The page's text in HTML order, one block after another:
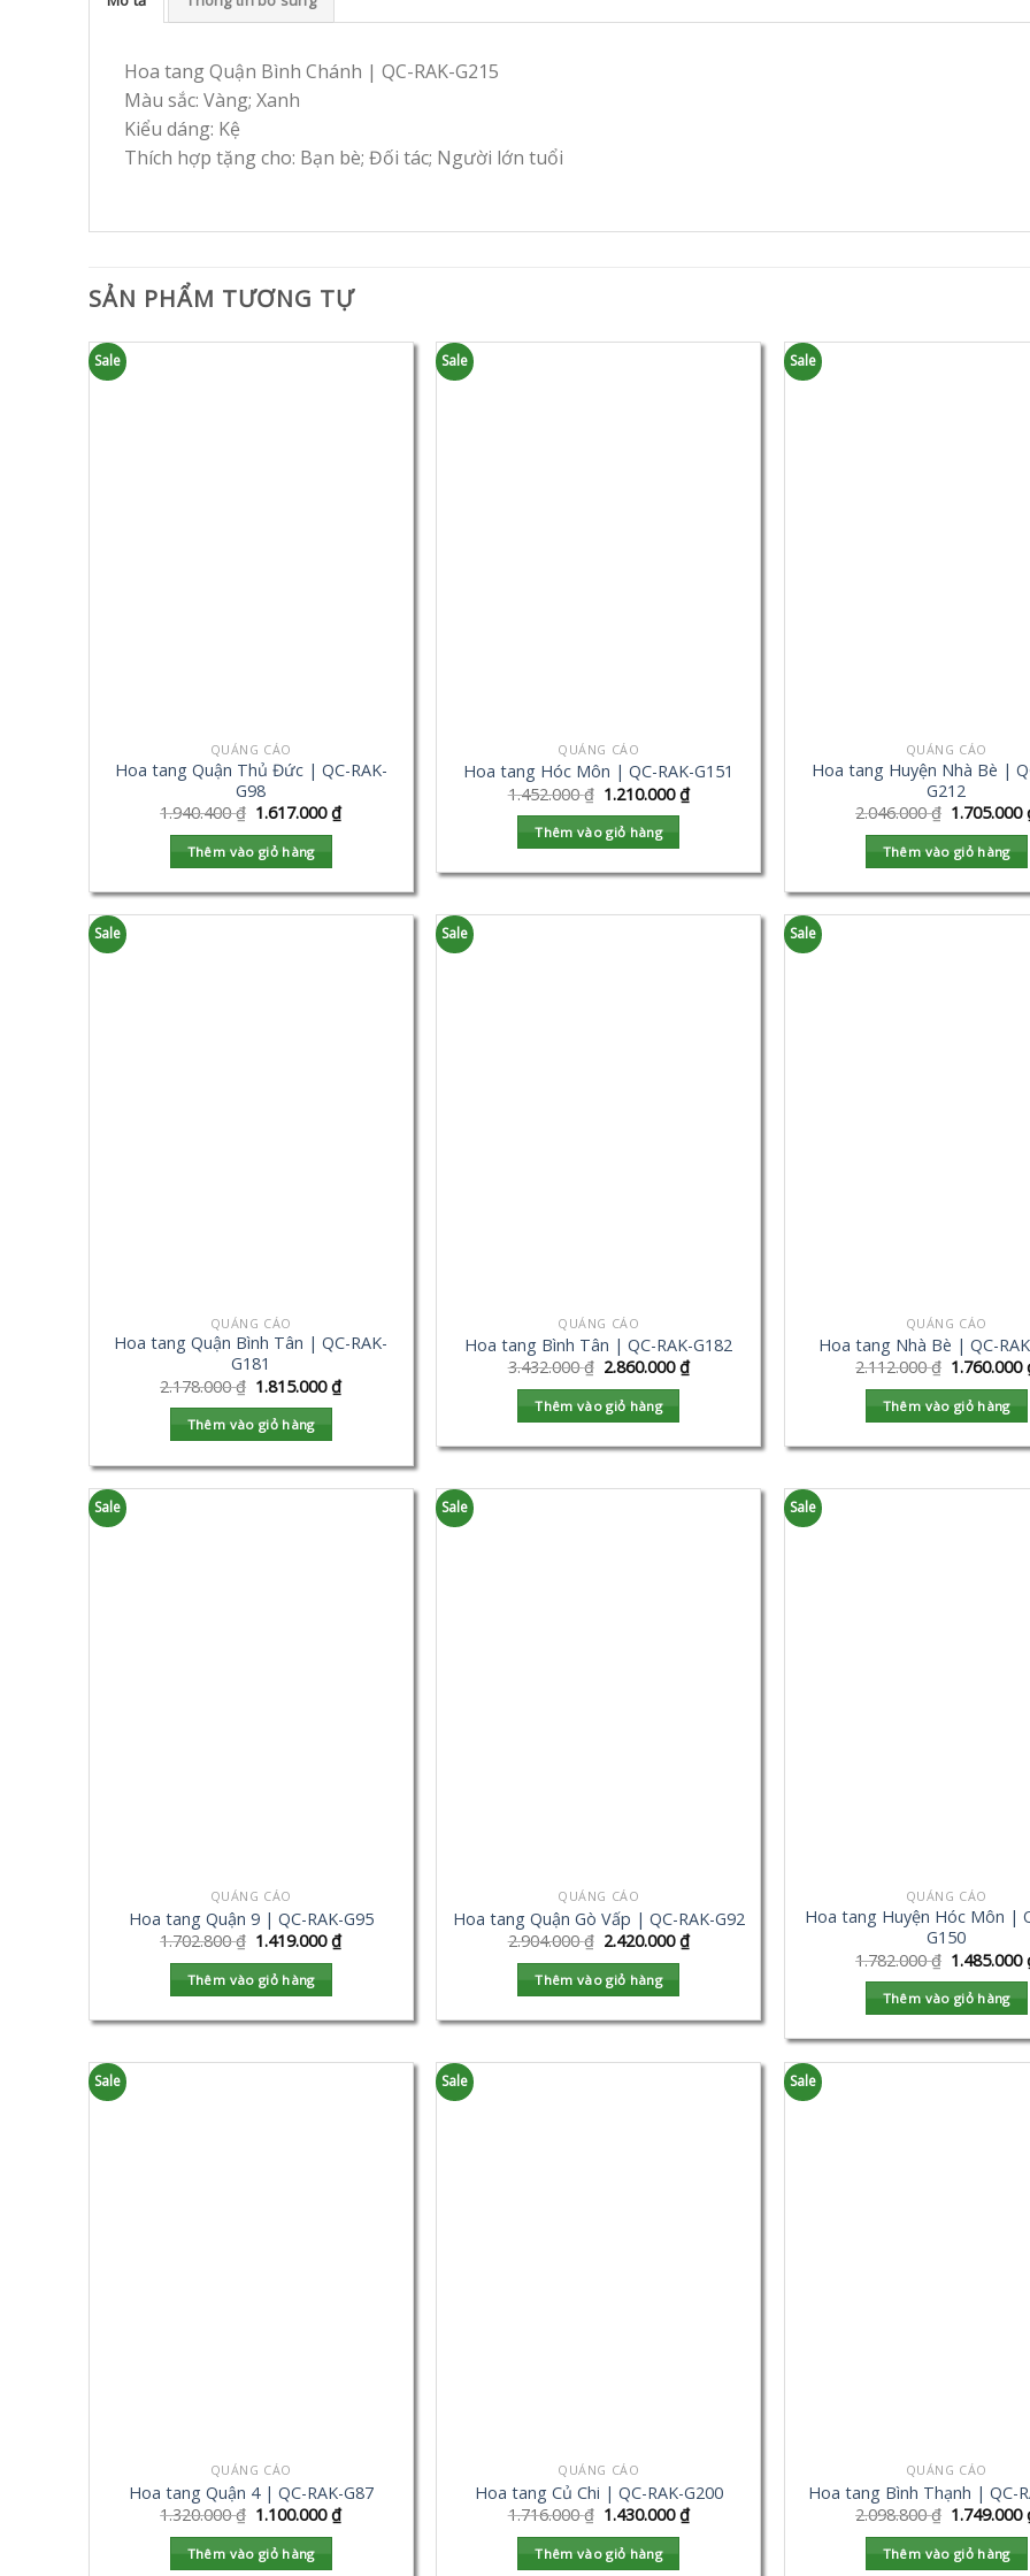
Hoa tang Quận Bình Chánh | QC-RAK-G215
Màu sắc: Vàng; Xanh
Kiểu dáng: Kệ
Thích hợp tặng cho: Bạn bè; Đối tác; Người lớn tuổi
SẢN PHẨM TƯƠNG TỰ
Sale
QUẢNG CÁO
Hoa tang Quận Thủ Đức | QC-RAK-
G98
1.940.400₫ 1.617.000₫
Thêm vào giỏ hàng
Sale
QUẢNG CÁO
Hoa tang Hóc Môn | QC-RAK-G151
1.452.000₫ 1.210.000₫
Thêm vào giỏ hàng
Sale
QUẢNG CÁO
Hoa tang Huyện Nhà Bè |
G212
2.046.000₫ 1.705.000
Thêm vào giỏ hàng
Sale
QUẢNG CÁO
Hoa tang Quận Bình Tân | QC-RAK-
G181
2.178.000₫ 1.815.000₫
Thêm vào giỏ hàng
Sale
QUẢNG CÁO
Hoa tang Bình Tân | QC-RAK-G182
3.432.000₫ 2.860.000₫
Thêm vào giỏ hàng
Sale
QUẢNG CÁO
Hoa tang Nhà Bè | QC-
2.112.000₫ 1.760.000
Thêm vào giỏ hàng
Sale
QUẢNG CÁO
Hoa tang Quận 9 | QC-RAK-G95
1.702.800₫ 1.419.000₫
Thêm vào giỏ hàng
Sale
QUẢNG CÁO
Hoa tang Quận Gò Vấp | QC-RAK-G92
2.904.000₫ 2.420.000₫
Thêm vào giỏ hàng
Sale
QUẢNG CÁO
Hoa tang Huyện Hóc Môn |
G150
1.782.000₫ 1.485.000
Thêm vào giỏ hàng
Sale
QUẢNG CÁO
Hoa tang Quận 4 | QC-RAK-G87
1.320.000₫ 1.100.000₫
Thêm vào giỏ hàng
Sale
QUẢNG CÁO
Hoa tang Củ Chi | QC-RAK-G200
1.716.000₫ 1.430.000₫
Thêm vào giỏ hàng
Sale
QUẢNG CÁO
Hoa tang Bình Thạnh | QC-
2.098.800₫ 1.749.000
Thêm vào giỏ hàng